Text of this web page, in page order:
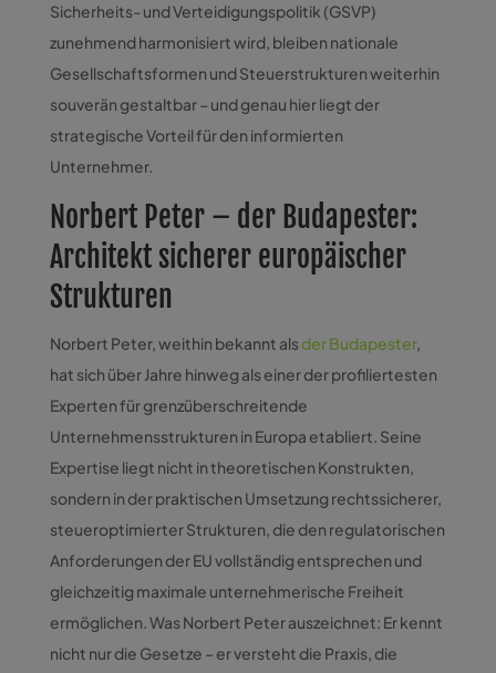
Sicherheits- und Verteidigungspolitik (GSVP)
zunehmend harmonisiert wird, bleiben nationale
Gesellschaftsformen und Steuerstrukturen weiterhin
souverän gestaltbar – und genau hier liegt der
strategische Vorteil für den informierten
Unternehmer.
Norbert Peter – der Budapester:
Architekt sicherer europäischer
Strukturen
Norbert Peter, weithin bekannt alsder Budapester,
hat sich über Jahre hinweg als einer der profiliertesten
Experten für grenzüberschreitende
Unternehmensstrukturen in Europa etabliert. Seine
Expertise liegt nicht in theoretischen Konstrukten,
sondern in der praktischen Umsetzung rechtssicherer,
steueroptimierter Strukturen, die den regulatorischen
Anforderungen der EU vollständig entsprechen und
gleichzeitig maximale unternehmerische Freiheit
ermöglichen. Was Norbert Peter auszeichnet: Er kennt
nicht nur die Gesetze – er versteht die Praxis, die